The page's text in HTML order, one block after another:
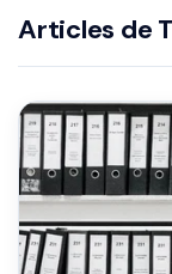
Articles de